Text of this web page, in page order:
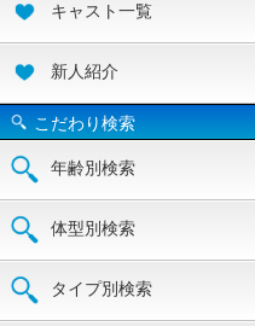
キャスト一覧
新人紹介
こだわり検索
年齢別検索
体型別検索
タイプ別検索